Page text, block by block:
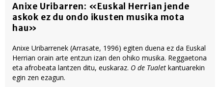
Anixe Uribarren: «Euskal Herrian jende
askok ez du ondo ikusten musika mota
hau»
Anixe Uribarrenek (Arrasate, 1996) egiten duena ez da Euskal
Herrian orain arte entzun izan den ohiko musika. Reggaetona
eta afrobeata lantzen ditu, euskaraz. O de Tualet kantuarekin
egin zen ezagun.